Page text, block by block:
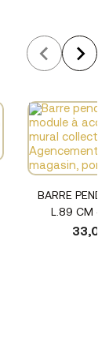
BARRE
L.89 CM -